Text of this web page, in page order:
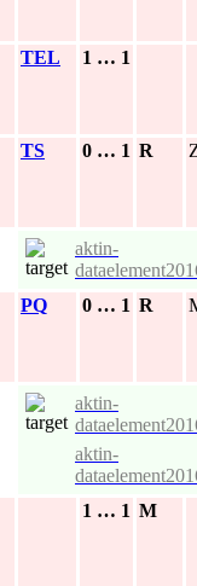
TEL 1 … 1
TS 0 … 1 R
aktin-
PQ 0 … 1 R
aktin-
aktin-
1 … 1 M